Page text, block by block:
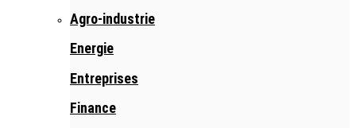
Agro-industrie
Energie
Entreprises
Finance